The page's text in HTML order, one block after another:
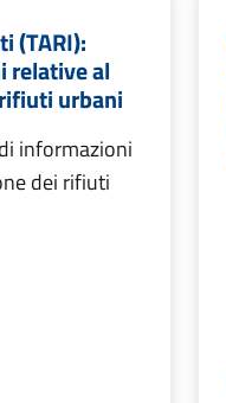
(TARI):
relative al
urbani
informazioni
dei rifiuti